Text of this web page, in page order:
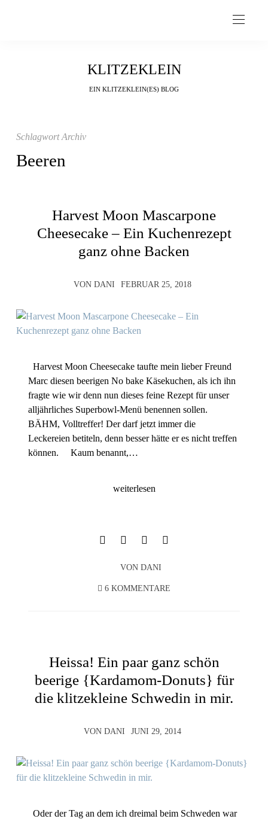
KLITZEKLEIN
EIN KLITZEKLEIN(ES) BLOG
Schlagwort Archiv
Beeren
Harvest Moon Mascarpone
Cheesecake – Ein Kuchenrezept
ganz ohne Backen
VON DANI FEBRUAR 25, 2018
Harvest Moon Cheesecake taufte mein lieber Freund
Marc diesen beerigen No bake Käsekuchen, als ich ihn
fragte wie wir denn nun dieses feine Rezept für unser
alljährliches Superbowl-Menü benennen sollen.
BÄHM, Volltreffer! Der darf jetzt immer die
Leckereien betiteln, denn besser hätte er es nicht treffen
können. Kaum benannt,…
weiterlesen
VON DANI
6 KOMMENTARE
Heissa! Ein paar ganz schön
beerige {Kardamom-Donuts} für
die klitzekleine Schwedin in mir.
VON DANI JUNI 29, 2014
Oder der Tag an dem ich dreimal beim Schweden war